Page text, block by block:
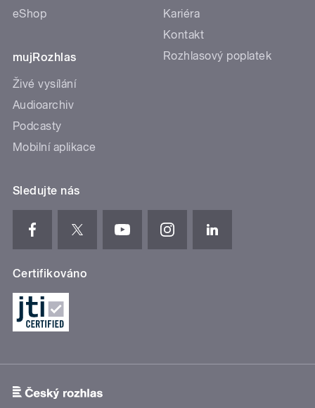
eShop
mujRozhlas
Živé vysílání
Audioarchiv
Podcasty
Mobilní aplikace
Kariéra
Kontakt
Rozhlasový poplatek
Sledujte nás
Certifikováno